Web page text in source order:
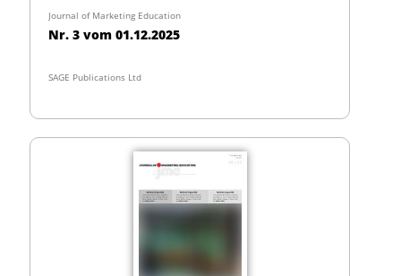
Journal of Marketing Education
Nr. 3 vom 01.12.2025
SAGE Publications Ltd